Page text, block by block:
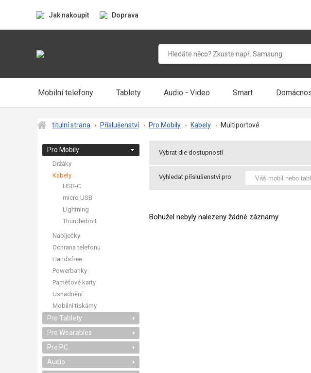
Jak nakoupit Doprava
Mobilní telefony Tablety Audio - Video Smart
titulní strana Příslušenství Pro Mobily Kabely Multiportové
Pro Mobily
Držáky
Kabely
USB-C
micro USB
Lightning
Thunderbolt
Nabíječky
Ochrana telefonu
Handsfree
Powerbanky
Paměťové karty
Usnadnění
Mobilní tiskárny
Pro Tablety
Pro Wearables
Pro PC
Audio
Vybrat dle dostupnosti
Praha 2 v pondělí k odběru
Praha 2 v
Vyhledat příslušenství pro
Bohužel nebyly nalezeny žádné záznamy